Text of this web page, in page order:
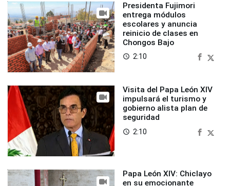
Presidenta Fujimori
entrega módulos
escolares y anuncia
reinicio de clases en
Chongos Bajo
access_time 2:10
Visita del Papa León XIV
impulsará el turismo y
gobierno alista plan de
seguridad
access_time 2:10
Papa León XIV: Chiclayo
en su emocionante